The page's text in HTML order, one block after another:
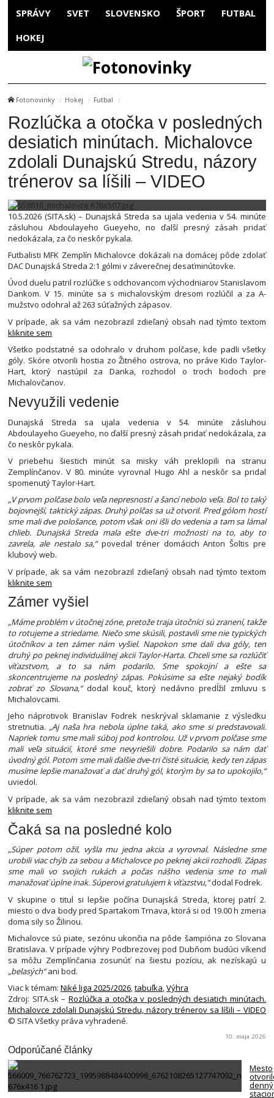
SPRÁVY SVET SLOVENSKO ŠPORT FUTBAL
HOKEJ
Fotonovinky Hokej Futbal
Rozlúčka a otočka v posledných
desiatich minútach. Michalovce
zdolali Dunajskú Stredu, názory
trénerov sa líšili – VIDEO
10.5.2026 (SITA.sk) – Dunajská Streda sa ujala vedenia v 54. minúte
zásluhou Abdoulayeho Gueyeho, no ďalší presný zásah pridať
nedokázala, za čo neskôr pykala.
Futbalisti MFK Zemplín Michalovce dokázali na domácej pôde zdolať
DAC Dunajská Streda 2:1 gólmi v záverečnej desaťminútovke.
Úvod duelu patril rozlúčke s odchovancom východniarov Stanislavom
Dankom. V 15. minúte sa s michalovským dresom rozlúčil a za A-
mužstvo odohral až 263 súťažných zápasov.
V prípade, ak sa vám nezobrazil zdieľaný obsah nad týmto textom
kliknite sem
Všetko podstatné sa odohralo v druhom polčase, kde padli všetky
góly. Skóre otvorili hostia zo Žitného ostrova, no práve Kido Taylor-
Hart, ktorý nastúpil za Danka, rozhodol o troch bodoch pre
Michalovčanov.
Nevyužili vedenie
Dunajská Streda sa ujala vedenia v 54. minúte zásluhou
Abdoulayeho Gueyeho, no ďalší presný zásah pridať nedokázala, za
čo neskôr pykala.
V priebehu šiestich minút sa misky váh preklopili na stranu
Zemplínčanov. V 80. minúte vyrovnal Hugo Ahl a neskôr sa pridal
spomenutý Taylor-Hart.
„V prvom polčase bolo veľa nepresností a šancí nebolo veľa. Bol to taký
bojovnejší, taktický zápas. Druhý polčas sa už otvoril. Pred gólom hostí
sme mali dve pološance, potom však oni išli do vedenia a tam sa lámal
chlieb. Dunajská Streda mala ešte dve-tri možnosti na to, aby to
zavrela, ale nestalo sa,“povedal tréner domácich Anton Šoltis pre
klubový web.
V prípade, ak sa vám nezobrazil zdieľaný obsah nad týmto textom
kliknite sem
Zámer vyšiel
„Máme problém v útočnej zóne, pretože traja útočníci sú zranení, takže
to rotujeme a striedame. Niečo sme skúsili, postavili sme nie typických
útočníkov a ten zámer nám vyšiel. Napokon sme dali dva góly, ten
druhý po peknej individuálnej akcii Taylor-Harta. Chceli sme sa rozlúčiť
víťazstvom, a to sa nám podarilo. Sme spokojní a ešte sa
skoncentrujeme na posledný zápas. Pokúsime sa ešte nejaký bodík
zobrať zo Slovana,“dodal kouč, ktorý nedávno predĺžil zmluvu s
Michalovcami.
Jeho náprotivok Branislav Fodrek neskrýval sklamanie z výsledku
stretnutia. „Aj naša hra nebola úplne taká, ako sme si predstavovali.
Napriek tomu sme mali súboj pod kontrolou. Už v prvom polčase sme
mali veľa situácií, ktoré sme nevyriešili dobre. Podarilo sa nám dať
úvodný gól. Potom sme mali ďalšie dve-tri čisté situácie, kedy ten zápas
musíme lepšie manažovať a dať druhý gól, ktorým by sa to upokojilo,“
uviedol.
V prípade, ak sa vám nezobrazil zdieľaný obsah nad týmto textom
kliknite sem
Čaká sa na posledné kolo
„Súper potom ožil, vyšla mu jedna akcia a vyrovnal. Následne sme
urobili viac chýb za sebou a Michalovce po peknej akcii rozhodli. Zápas
sme mali vo svojich rukách a počas nášho vedenia sme to mali
manažovať úplne inak. Súperovi gratulujem k víťazstvu,“dodal Fodrek.
V skupine o titul si lepšie počína Dunajská Streda, ktorej patrí 2.
miesto o dva body pred Spartakom Trnava, ktorá si od 19.00 h zmeria
doma sily so Žilinou.
Michalovce sú piate, sezónu ukončia na pôde šampióna zo Slovana
Bratislava. V prípade výhry Podbrezovej pod Dubňom budúci víkend
sa môžu Zemplínčania zosunúť na šiestu pozíciu, ak nezískajú u
„belasých“ani bod.
Viac k témam: Niké liga 2025/2026,tabuľka,Výhra
Zdroj: SITA.sk – Rozlúčka a otočka v posledných desiatich minútach.
Michalovce zdolali Dunajskú Stredu, názory trénerov sa líšili – VIDEO
© SITA Všetky práva vyhradené.
10. mája 2026
Odporúčané články
Mesto
denný